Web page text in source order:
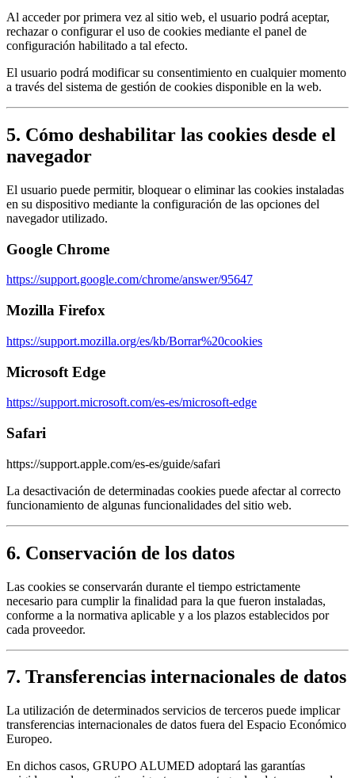
Al acceder por primera vez al sitio web, el usuario podrá aceptar,
rechazar o configurar el uso de cookies mediante el panel de
configuración habilitado a tal efecto.
El usuario podrá modificar su consentimiento en cualquier momento
a través del sistema de gestión de cookies disponible en la web.
5. Cómo deshabilitar las cookies desde el
navegador
El usuario puede permitir, bloquear o eliminar las cookies instaladas
en su dispositivo mediante la configuración de las opciones del
navegador utilizado.
Google Chrome
https://support.google.com/chrome/answer/95647
Mozilla Firefox
https://support.mozilla.org/es/kb/Borrar%20cookies
Microsoft Edge
https://support.microsoft.com/es-es/microsoft-edge
Safari
https://support.apple.com/es-es/guide/safari
La desactivación de determinadas cookies puede afectar al correcto
funcionamiento de algunas funcionalidades del sitio web.
6. Conservación de los datos
Las cookies se conservarán durante el tiempo estrictamente
necesario para cumplir la finalidad para la que fueron instaladas,
conforme a la normativa aplicable y a los plazos establecidos por
cada proveedor.
7. Transferencias internacionales de datos
La utilización de determinados servicios de terceros puede implicar
transferencias internacionales de datos fuera del Espacio Económico
Europeo.
En dichos casos, GRUPO ALUMED adoptará las garantías